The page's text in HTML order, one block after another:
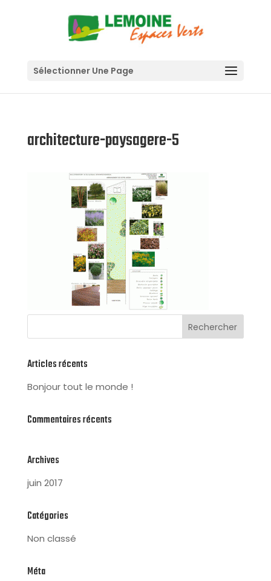
Sélectionner Une Page
architecture-paysagere-5
Articles récents
Bonjour tout le monde !
Commentaires récents
Archives
juin 2017
Catégories
Non classé
Méta